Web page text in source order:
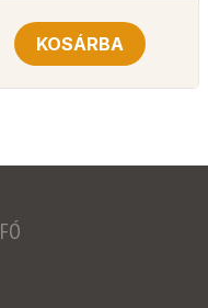
KOSÁRBA